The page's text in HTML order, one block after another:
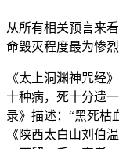
从所有相关预言来
命毁灭程度最为惨烈
《太上洞渊神咒经
十种病，死十分遗
录》描述：“黑死枯
《陕西太白山刘伯